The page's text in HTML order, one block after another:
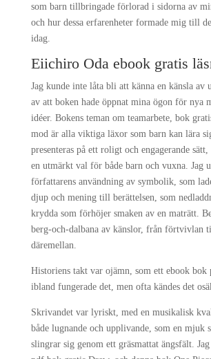
som barn tillbringade förlorad i sidorna av
och hur dessa erfarenheter formade mig till
idag.
Eiichiro Oda ebook gratis
Jag kunde inte låta bli att känna en känsla av
av att boken hade öppnat mina ögon för nya
idéer. Bokens teman om teamarbete, bok
mod är alla viktiga läxor som barn kan lära
presenteras på ett roligt och engagerande
en utmärkt val för både barn och vuxna. Jag
författarens användning av symbolik, som
djup och mening till berättelsen, som
krydda som förhöjer smaken av en maträtt.
berg-och-dalbana av känslor, från förtvivlan
däremellan.
Historiens takt var ojämn, som ett ebook bok
ibland fungerade det, men ofta kändes det
Skrivandet var lyriskt, med en musikalisk
både lugnande och upplivande, som en mjuk
slingrar sig genom ett gräsmattat ängsfält.